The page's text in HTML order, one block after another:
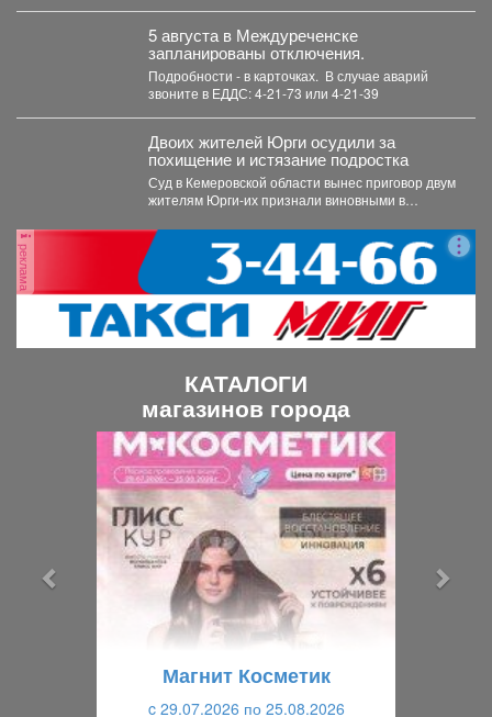
5 августа в Междуреченске
запланированы отключения.
Подробности - в карточках. ️ В случае аварий
звоните в ЕДДС: 4-21-73 или 4-21-39
Двоих жителей Юрги осудили за
похищение и истязание подростка
Суд в Кемеровской области вынес приговор двум
жителям Юрги-их признали виновными в
реклама
КАТАЛОГИ
магазинов города
Магнит Косметик
c 29.07.2026 по 25.08.2026